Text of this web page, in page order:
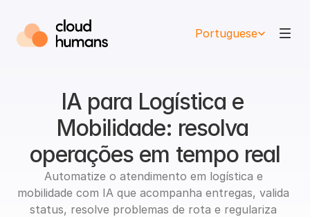
Portuguese
IA para Logística e
Mobilidade: resolva
operações em tempo real
Automatize o atendimento em logística e
mobilidade com IA que acompanha entregas, valida
status, resolve problemas de rota e regulariza